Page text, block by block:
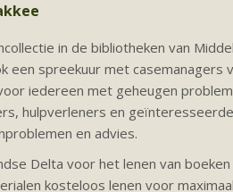
in de bibliotheken van
een spreekuur met casemanagers
iedereen met geheugen
hulpverleners en
en advies.
Delta voor het lenen van
kosteloos lenen voor